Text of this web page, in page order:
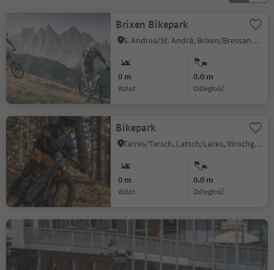
Brixen Bikepark
S. Andrea/St. Andrä, Brixen/Bressanone, Brixen/Bressanone and environs
0 m
Wzlot
0.0 m
odległość
Bikepark
Tarres/Tarsch, Latsch/Laces, Vinschgau/Val Venosta
0 m
Wzlot
0.0 m
odległość
Jump Area Gassl
Mitterolang/Valdaora di Mezzo, Olang/Valdaora, Dolomites Region Kronplatz/Plan de Corones